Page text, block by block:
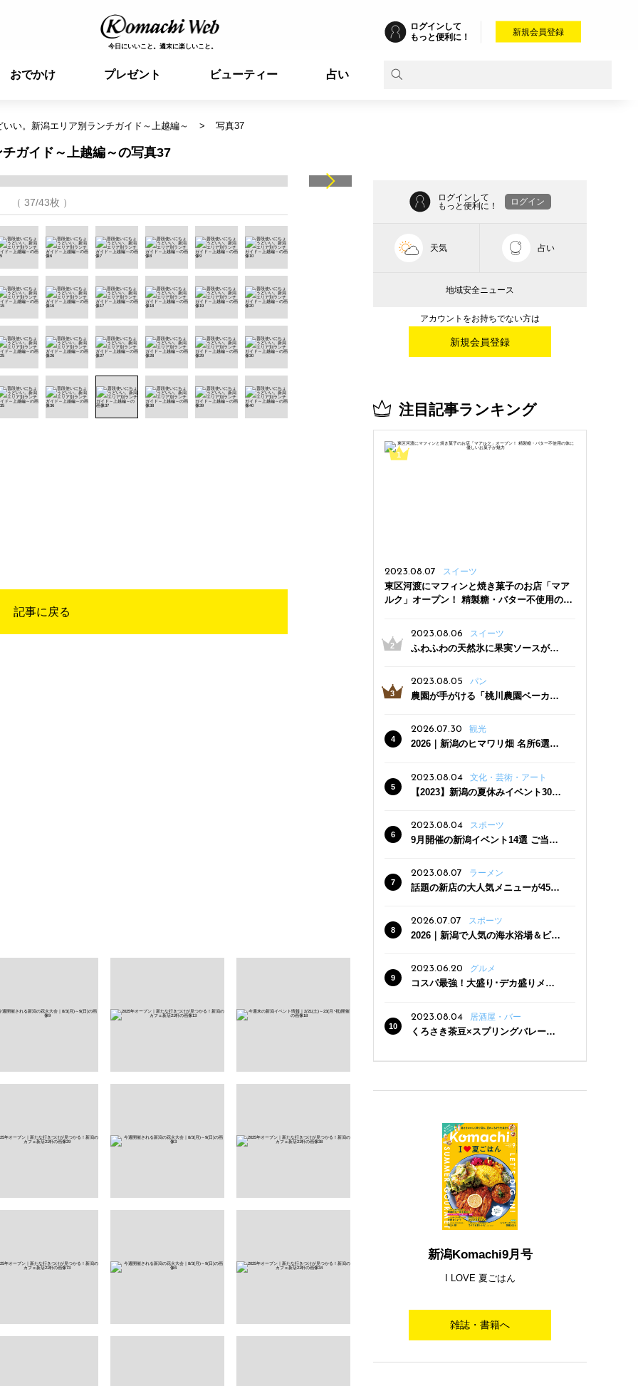
今日にいいこと。週末に楽しいこと。
ログインして
もっと便利に！
新規会員登録
おでかけ プレゼント ビューティー 占い
い。新潟エリア別ランチガイド～上越編～ 写真37
ガイド～上越編～の写真37
（ 37/43枚 ）
記事に戻る
ログインして
もっと便利に！
ログイン
天気 占い
地域安全ニュース
アカウントをお持ちでない方は
新規会員登録
注目記事ランキング
2023.08.07 スイーツ
東区河渡にマフィンと焼き菓子のお店「マア
ルク」オープン！ 精製糖・バター不使用の体
2023.08.06
スイーツ
ふわふわの天然氷に果実ソースがた
三条駅近くにオープン
2023.08.05 パン
農園が手がける「桃川農園ベーカリ
った焼きたてパンのほか、ジェラー
トやスムージーも
2026.07.30 観光
2026｜新潟のヒマワリ畑 名所6選
2023.08.04
文化・芸術・アート
【2023】新潟の夏休みイベント30
2023.08.04
スポーツ
9月開催の新潟イベント14選 ご当地
2023.08.07 ラーメン
話題の新店の大人気メニューが450
クーポン登場
2026.07.07 スポーツ
2026｜新潟で人気の海水浴場＆ビー
2023.06.20
グルメ
コスパ最強！大盛り･デカ盛りメニ
2023.08.04
居酒屋・バー
くろさき茶豆×スプリングバレー豊
新潟Komachi9月号
I LOVE 夏ごはん
雑誌・書籍へ